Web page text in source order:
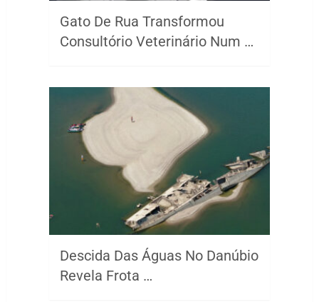
Gato De Rua Transformou
Consultório Veterinário Num …
Descida Das Águas No Danúbio
Revela Frota …